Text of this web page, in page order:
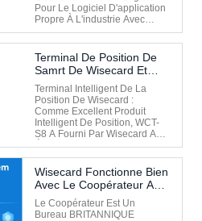
Pour Le Logiciel D'application
Propre À L'industrie Avec
Leurs Propres Solutions
Logicielles D'ERP 2, Qui Avait
Servi Les Clients Industriels Et
Publics Pendant Quelque
Temps. Les Forces De Police
Au Pakistan Avaient ...
Terminal De Position De
Samrt De Wisecard Et
KIOSQUE Professionnel
Terminal Intelligent De La
Position De Wisecard :
Comme Excellent Produit
Intelligent De Position, WCT-
S8 A Fourni Par Wisecard A
Été Acheté Par Le
Gouvernement D'un Pays
Asiatique Du Sud Pour Servir
Les Affaires De Remplissage
Des Organismes
Gouvernementaux. Afin De
Faciliter La Gestion De La ...
Wisecard Fonctionne Bien
Avec Le Coopérateur Au
R-U
Le Coopérateur Est Un
Bureau BRITANNIQUE